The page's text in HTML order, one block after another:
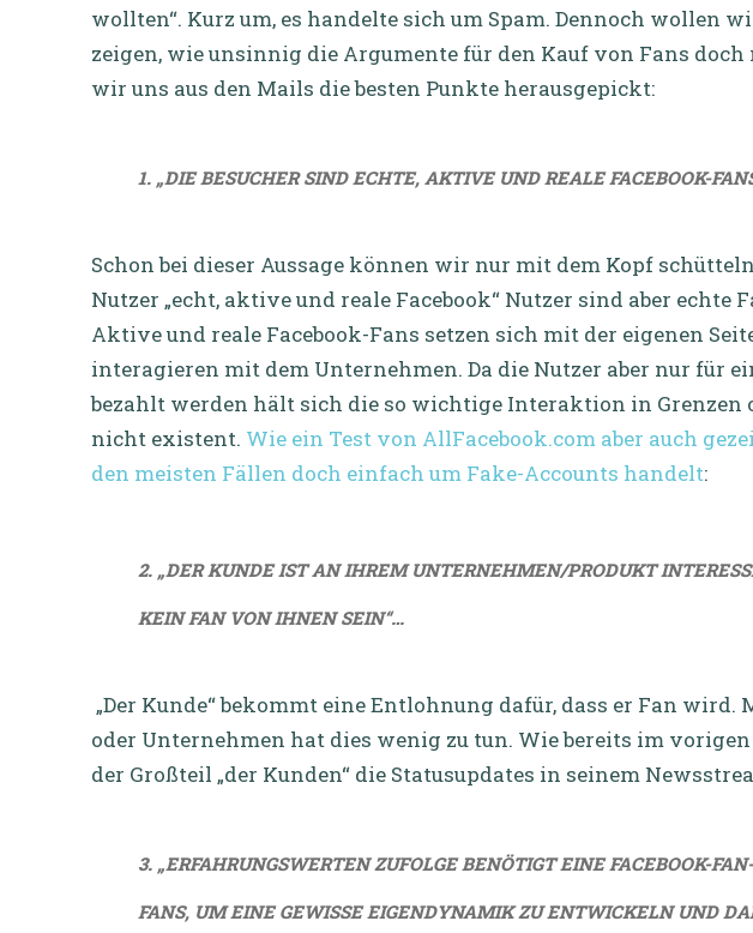
wollten“. Kurz um, es handelte sich um Spam. Dennoch wollen
zeigen, wie unsinnig die Argumente für den Kauf von Fans doch
wir uns aus den Mails die besten Punkte herausgepickt:
1. „DIE BESUCHER SIND ECHTE, AKTIVE UND REALE FACEBOOK-
Schon bei dieser Aussage können wir nur mit dem Kopf
Nutzer „echt, aktive und reale Facebook“ Nutzer sind aber echte
Aktive und reale Facebook-Fans setzen sich mit der eigenen
interagieren mit dem Unternehmen. Da die Nutzer aber nur für
bezahlt werden hält sich die so wichtige Interaktion in Grenzen
nicht existent. Wie ein Test von AllFacebook.com aber auch
den meisten Fällen doch einfach um Fake-Accounts handelt:
2. „DER KUNDE IST AN IHREM UNTERNEHMEN/PRODUKT
KEIN FAN VON IHNEN SEIN“…
„Der Kunde“ bekommt eine Entlohnung dafür, dass er Fan
oder Unternehmen hat dies wenig zu tun. Wie bereits im
der Großteil „der Kunden“ die Statusupdates in seinem
3. „ERFAHRUNGSWERTEN ZUFOLGE BENÖTIGT EINE FACEBOOK-
FANS, UM EINE GEWISSE EIGENDYNAMIK ZU ENTWICKELN UND